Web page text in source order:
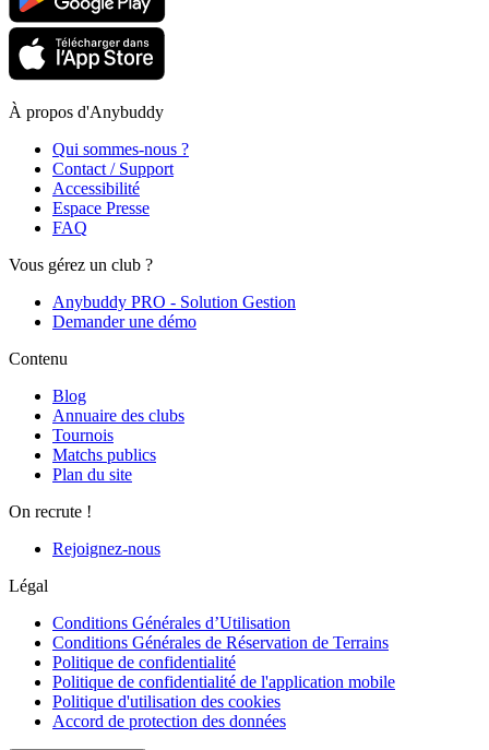
À propos d'Anybuddy
Qui sommes-nous ?
Contact / Support
Accessibilité
Espace Presse
FAQ
Vous gérez un club ?
Anybuddy PRO - Solution Gestion
Demander une démo
Contenu
Blog
Annuaire des clubs
Tournois
Matchs publics
Plan du site
On recrute !
Rejoignez-nous
Légal
Conditions Générales d’Utilisation
Conditions Générales de Réservation de Terrains
Politique de confidentialité
Politique de confidentialité de l'application mobile
Politique d'utilisation des cookies
Accord de protection des données